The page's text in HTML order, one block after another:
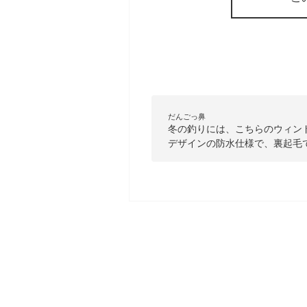
だんごっ鼻
冬の釣りには、こちらのウィ
デザインの防水仕様で、裏起毛